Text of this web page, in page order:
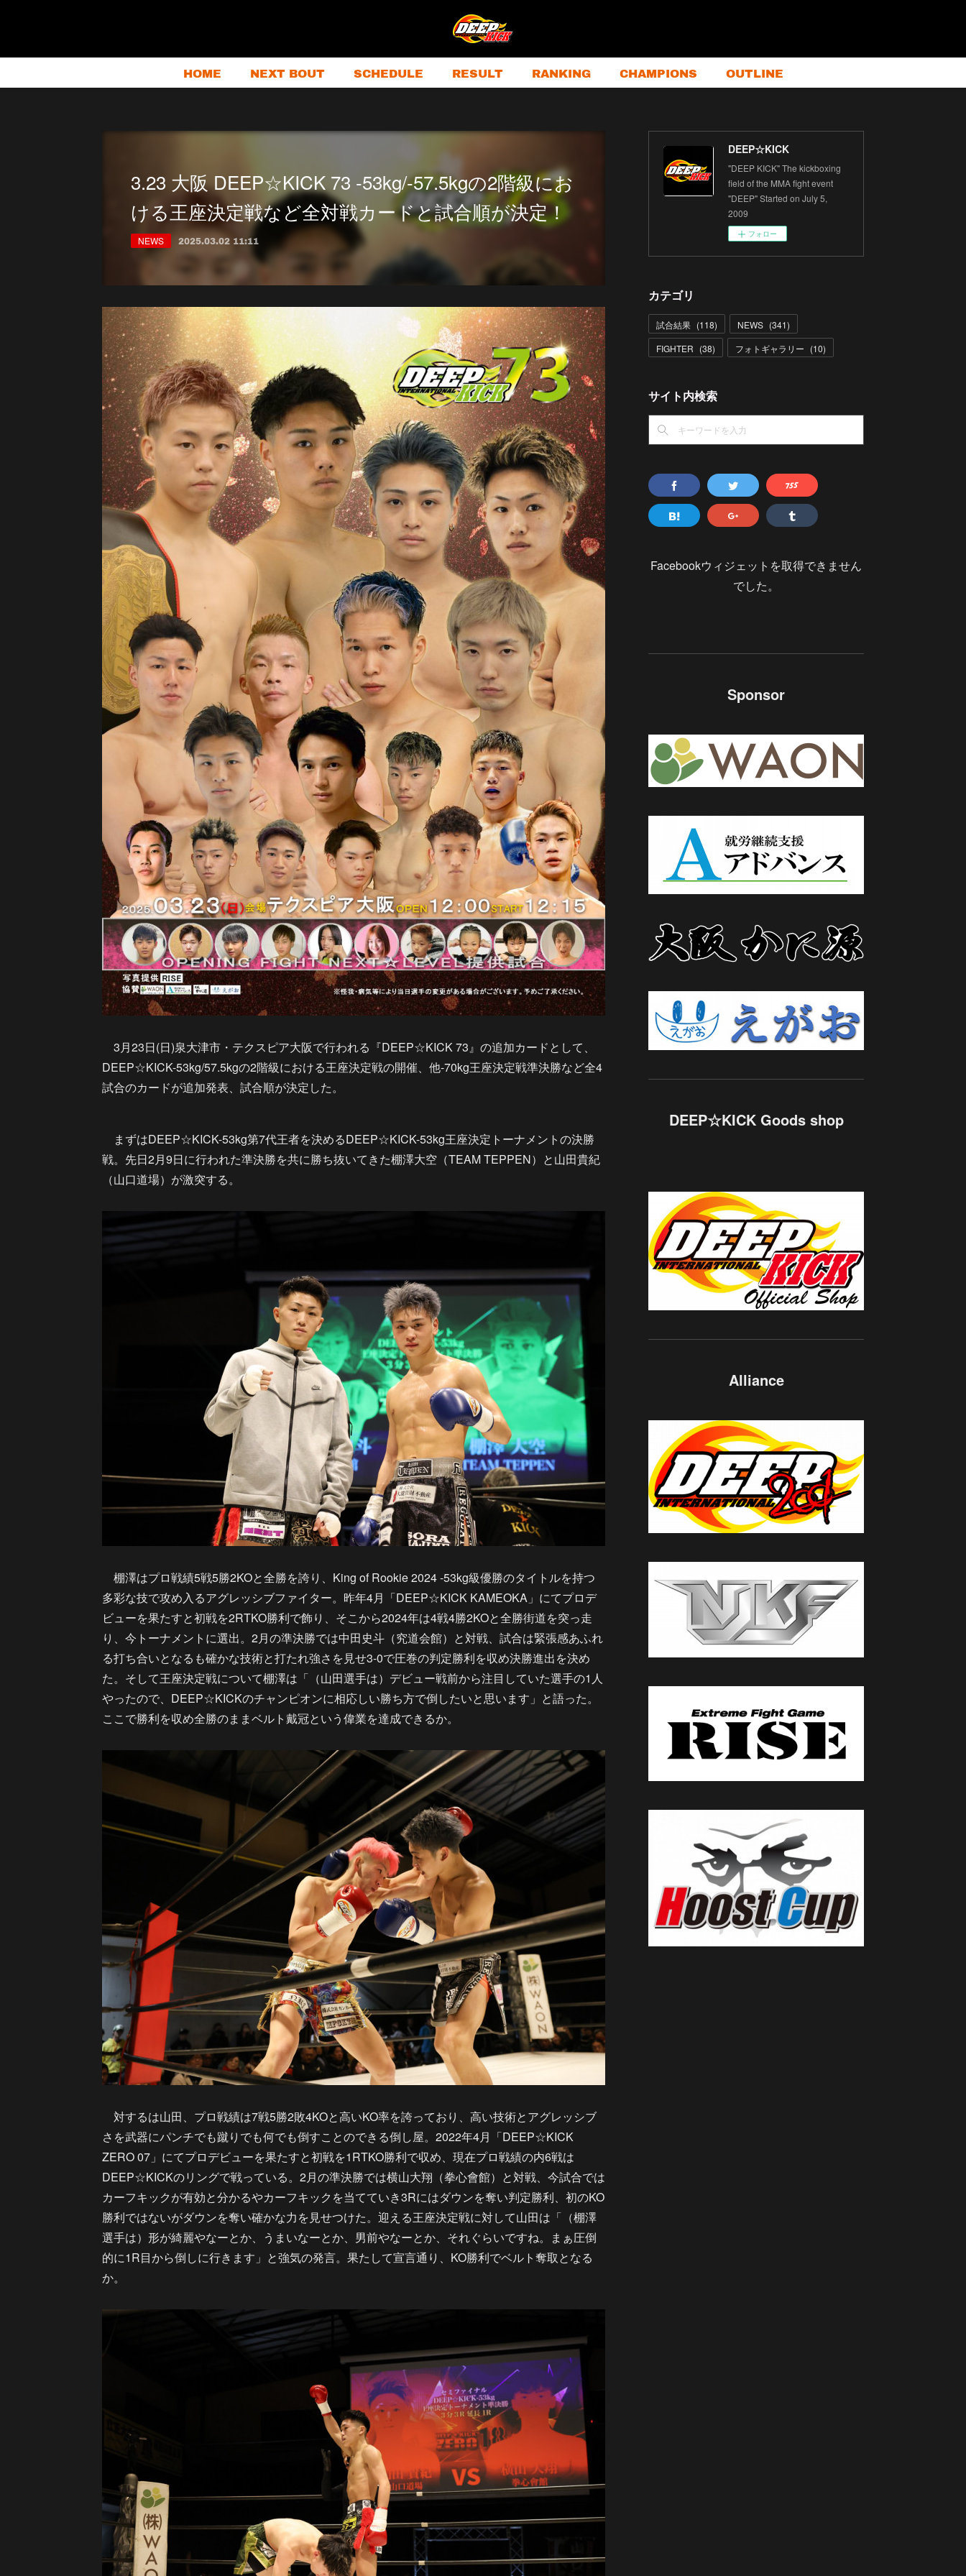
HOME NEXT BOUT SCHEDULE RESULT RANKING CHAMPIONS OUTLINE
3.23 大阪 DEEP☆KICK 73 -53kg/-57.5kgの2階級にお
ける王座決定戦など全対戦カードと試合順が決定！
NEWS 2025.03.02 11:11
3月23日(日)泉大津市・テクスピア大阪で行われる『DEEP☆KICK 73』の追加カードとして、
DEEP☆KICK-53kg/57.5kgの2階級における王座決定戦の開催、他-70kg王座決定戦準決勝など全4
試合のカードが追加発表、試合順が決定した。
まずはDEEP☆KICK-53kg第7代王者を決めるDEEP☆KICK-53kg王座決定トーナメントの決勝
戦。先日2月9日に行われた準決勝を共に勝ち抜いてきた棚澤大空（TEAM TEPPEN）と山田貴紀
（山口道場）が激突する。
棚澤はプロ戦績5戦5勝2KOと全勝を誇り、King of Rookie 2024 -53kg級優勝のタイトルを持つ
多彩な技で攻め入るアグレッシブファイター。昨年4月「DEEP☆KICK KAMEOKA」にてプロデ
ビューを果たすと初戦を2RTKO勝利で飾り、そこから2024年は4戦4勝2KOと全勝街道を突っ走
り、今トーナメントに選出。2月の準決勝では中田史斗（究道会館）と対戦、試合は緊張感あふれ
る打ち合いとなるも確かな技術と打たれ強さを見せ3-0で圧巻の判定勝利を収め決勝進出を決め
た。そして王座決定戦について棚澤は「（山田選手は）デビュー戦前から注目していた選手の1人
やったので、DEEP☆KICKのチャンピオンに相応しい勝ち方で倒したいと思います」と語った。
ここで勝利を収め全勝のままベルト戴冠という偉業を達成できるか。
対するは山田、プロ戦績は7戦5勝2敗4KOと高いKO率を誇っており、高い技術とアグレッシブ
さを武器にパンチでも蹴りでも何でも倒すことのできる倒し屋。2022年4月「DEEP☆KICK
ZERO 07」にてプロデビューを果たすと初戦を1RTKO勝利で収め、現在プロ戦績の内6戦は
DEEP☆KICKのリングで戦っている。2月の準決勝では横山大翔（拳心會館）と対戦、今試合では
カーフキックが有効と分かるやカーフキックを当てていき3Rにはダウンを奪い判定勝利、初のKO
勝利ではないがダウンを奪い確かな力を見せつけた。迎える王座決定戦に対して山田は「（棚澤
選手は）形が綺麗やなーとか、うまいなーとか、男前やなーとか、それぐらいですね。まぁ圧倒
的に1R目から倒しに行きます」と強気の発言。果たして宣言通り、KO勝利でベルト奪取となる
か。
DEEP☆KICK
"DEEP KICK" The kickboxing
field of the MMA fight event
"DEEP" Started on July 5,
2009
フォロー
カテゴリ
試合結果 (118) NEWS (341)
FIGHTER (38) フォトギャラリー (10)
サイト内検索
Facebookウィジェットを取得できません
でした。
Sponsor
DEEP☆KICK Goods shop
Alliance